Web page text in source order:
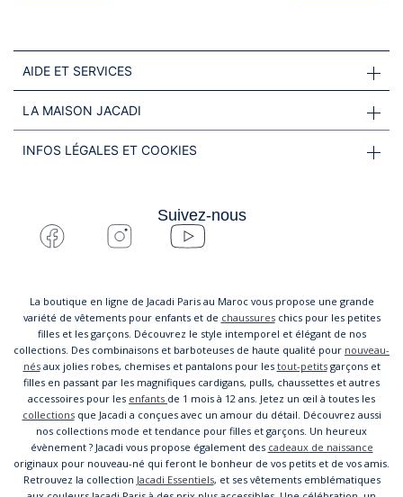
AIDE ET SERVICES
LA MAISON JACADI
INFOS LÉGALES ET COOKIES
Suivez-nous
La boutique en ligne de Jacadi Paris au Maroc vous propose une grande
variété de vêtements pour enfants et de chaussureschics pour les petites
filles et les garçons. Découvrez le style intemporel et élégant de nos
collections. Des combinaisons et barboteuses de haute qualité pour nouveau-
nésaux jolies robes, chemises et pantalons pour les tout-petitsgarçons et
filles en passant par les magnifiques cardigans, pulls, chaussettes et autres
accessoires pour les enfants de 1 mois à 12 ans. Jetez un œil à toutes les
collectionsque Jacadi a conçues avec un amour du détail. Découvrez aussi
nos collections mode et tendance pour filles et garçons. Un heureux
évènement ? Jacadi vous propose également des cadeaux de naissance
originaux pour nouveau-né qui feront le bonheur de vos petits et de vos amis.
Retrouvez la collection Jacadi Essentiels, et ses vêtements emblématiques